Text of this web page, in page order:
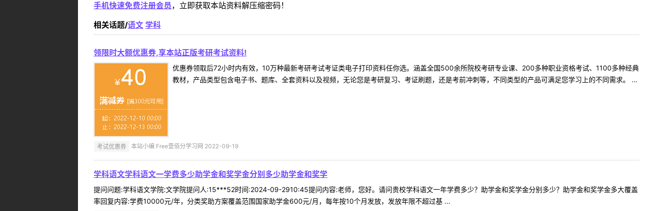
手机快速免费注册会员 ，立即获取本站资料解压缩密码！
相关话题/语文 学科
领限时大额优惠券,享本站正版考研考试资料!
优惠券领取后72小时内有效，10万种最新考研考试考证类电子打印资料任你选。涵盖全国500余所院校考研专业课、200多种职业资格考试、1100多种经典
教材，产品类型包含电子书、题库、全套资料以及视频，无论您是考研复习、考证刷题，还是考前冲刺等，不同类型的产品可满足您学习上的不同需求。 ...
考试优惠券 本站小编 Free壹佰分学习网 2022-09-19
学科语文学科语文一学费多少助学金和奖学金分别多少助学金和奖学
提问问题:学科语文学院:文学院提问人:15***52时间:2024-09-2910:45提问内容:老师，您好。请问贵校学科语文一年学费多少？助学金和奖学金分别多少？助学金和奖学金多大覆盖
率回复内容:学费10000元/年，分类奖助方案覆盖范围国家助学金600元/月，每年按10个月发放，发放年限不超过基 ...